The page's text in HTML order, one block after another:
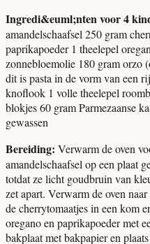
Ingredi&euml;nten voor 4
amandelschaafsel 250 gram
paprikapoeder 1 theelepel
zonnebloemolie 180 gram orzo
dit is pasta in de vorm van een
knoflook 1 volle theelepel
blokjes 60 gram Parmezaanse
gewassen
Bereiding: Verwarm de oven
amandelschaafsel op een plaat
totdat ze licht goudbruin van
zet apart. Verwarm de oven
de cherrytomaatjes in een kom
oregano en paprikapoeder met
bakplaat met bakpapier en